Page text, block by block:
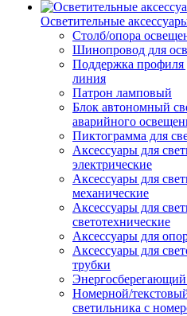
Осветительные
Столб/опора
Шинопровод для
Поддержка профиля
линия
Патрон ламповый
Блок автономный
аварийного
Пиктограмма для
Аксессуары для
электрические
Аксессуары для
механические
Аксессуары для
светотехнические
Аксессуары для
Аксессуары для
трубки
Энергосберегающий
Номерной/
светильника с